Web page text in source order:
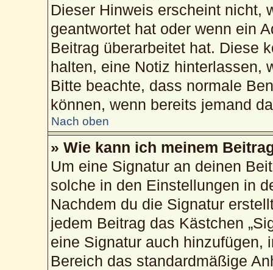
Dieser Hinweis erscheint nicht,
geantwortet hat oder wenn ein
Beitrag überarbeitet hat. Diese
halten, eine Notiz hinterlassen,
Bitte beachte, dass normale
können, wenn bereits jemand
Nach oben
» Wie kann ich meinem
Um eine Signatur an deinen
solche in den Einstellungen in
Nachdem du die Signatur
jedem Beitrag das Kästchen
eine Signatur auch hinzufügen,
Bereich das standardmäßige